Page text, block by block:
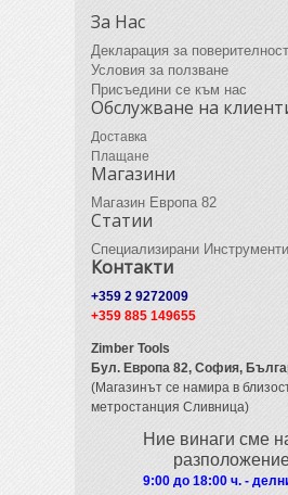
За Нас
Декларация за поверителност
Условия за ползване
Присъедини се към нас
Обслужване на
Доставка
Плащане
Магазини
Магазин Европа 82
Статии
Специализирани Инструменти
Контакти
+359 2 9272009
+359 885 149655
Zimber Tools
Бул. Европа 82, София,
(Магазинът се намира в
метростанция Сливница)
Ние винаги сме
9:00 до 18:00 ч. -